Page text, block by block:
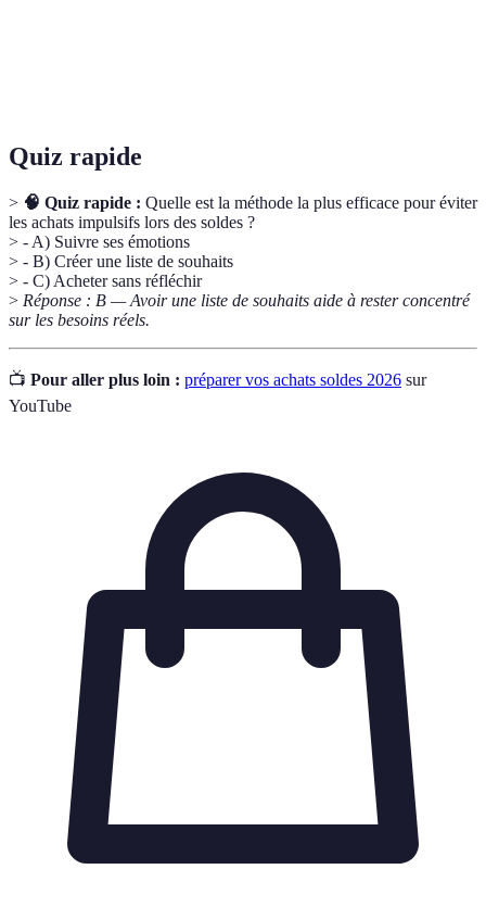
Quiz rapide
> 🧠 Quiz rapide : Quelle est la méthode la plus efficace pour éviter
les achats impulsifs lors des soldes ?
> - A) Suivre ses émotions
> - B) Créer une liste de souhaits
> - C) Acheter sans réfléchir
> Réponse : B — Avoir une liste de souhaits aide à rester concentré
sur les besoins réels.
📺 Pour aller plus loin : préparer vos achats soldes 2026 sur
YouTube